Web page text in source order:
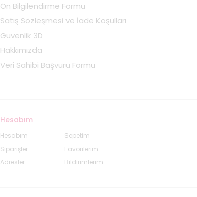
Ön Bilgilendirme Formu
Satış Sözleşmesi ve İade Koşulları
Güvenlik 3D
Hakkımızda
Veri Sahibi Başvuru Formu
Hesabım
Hesabım
Siparişler
Adresler
Sepetim
Favorilerim
Bildirimlerim